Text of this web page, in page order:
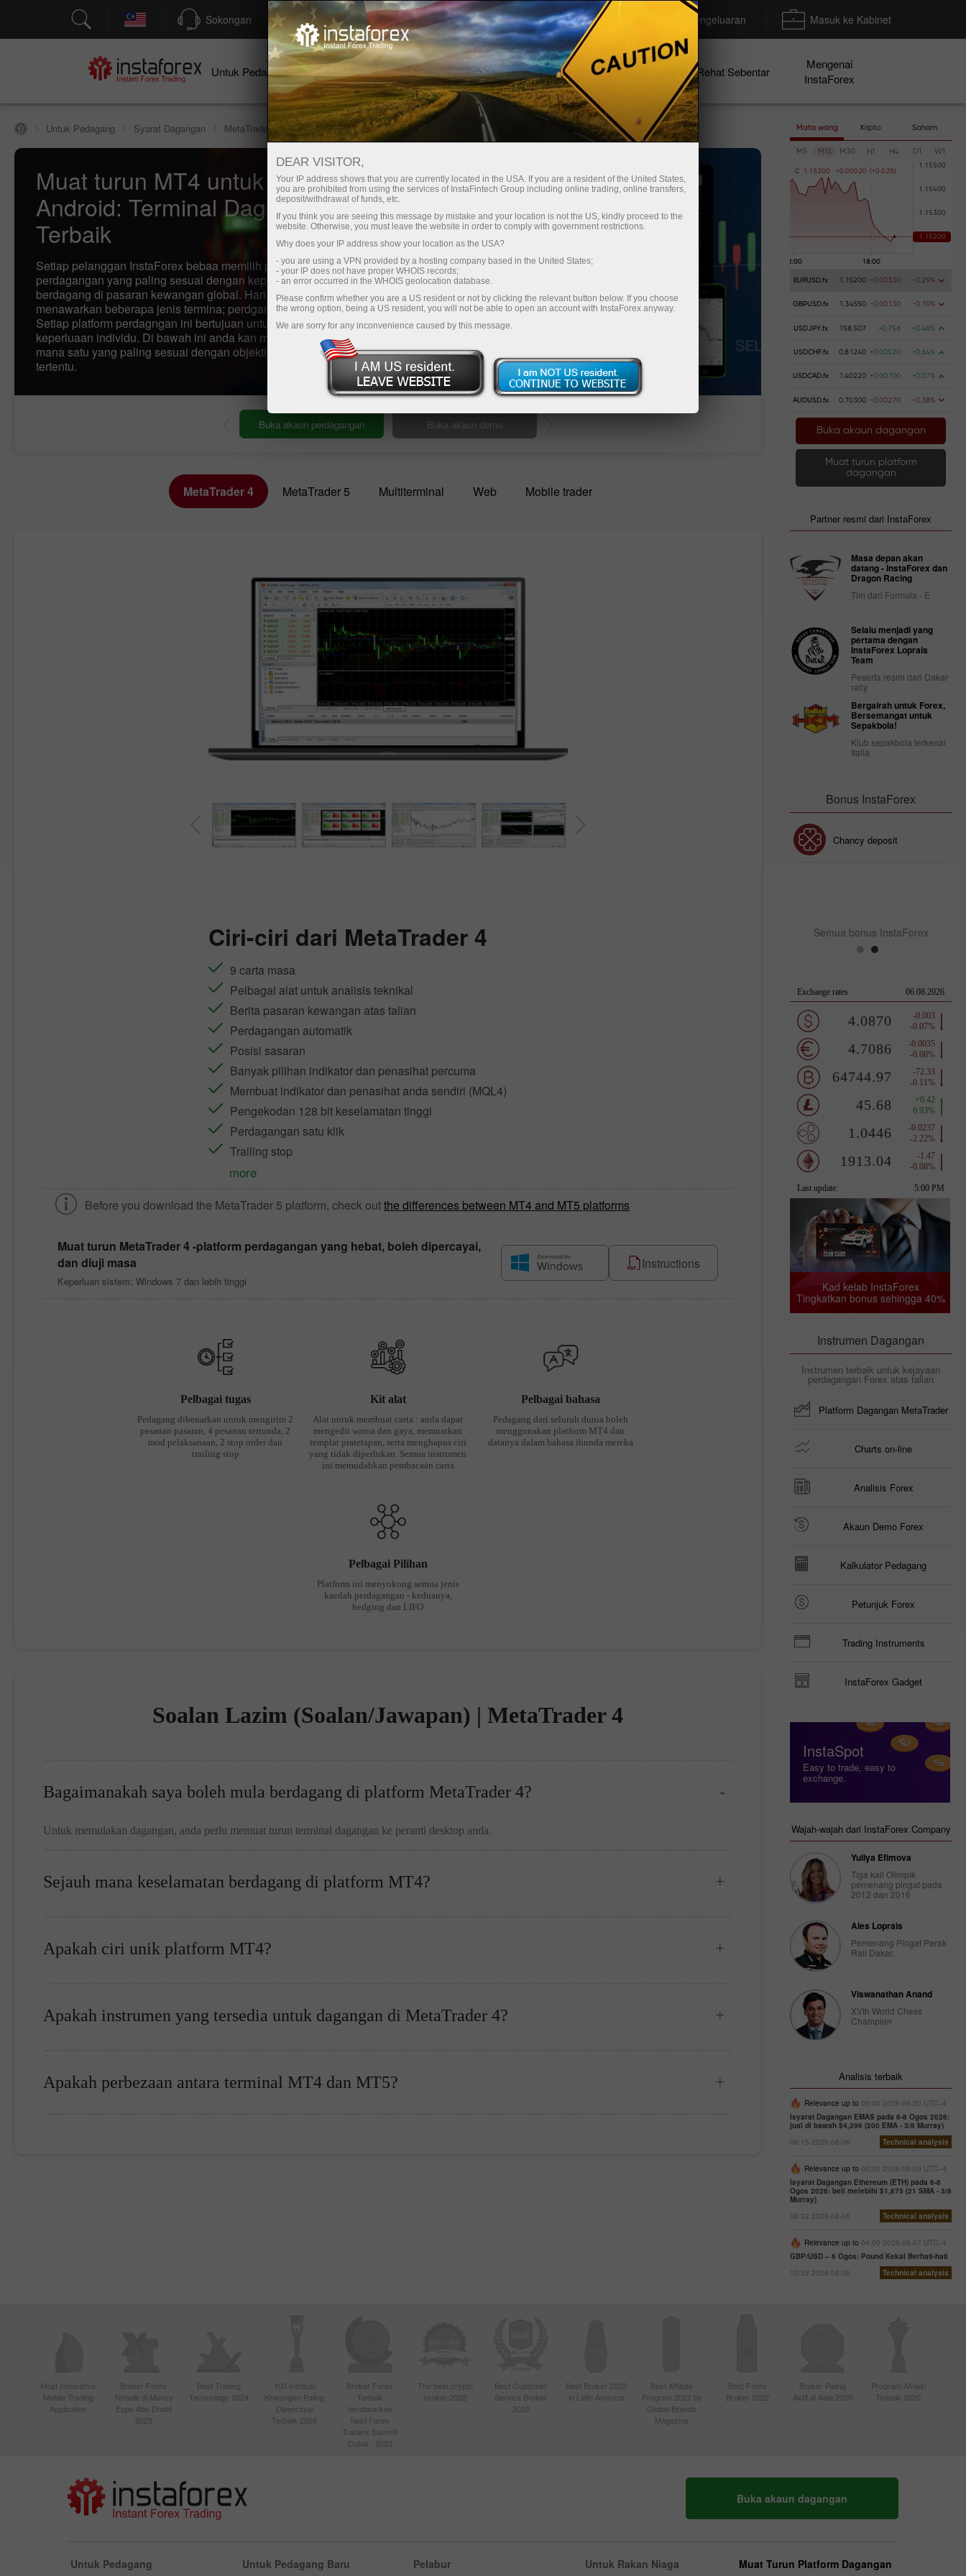
Sokongan Pembukaan akaun segera Platform dagangan Deposit/Pengeluaran Masuk ke Kabinet
Untuk Pedagang
Untuk Pedagang
Baru
Untuk Pelabur
Untuk Rakan
Niaga
Kempen Rehat Sebentar
Mengenai
InstaForex
Untuk Pedagang Syarat Dagangan MetaTrader 4
Muat turun MT4 untuk PC, IOS,
Android: Terminal Dagangan
Terbaik
Setiap pelanggan InstaForex bebaa memilih platform
perdagangan yang paling sesuai dengan keperluannya untuk
berdagang di pasaran kewangan global. Hari ini syarikat itu
menawarkan beberapa jenis termina; perdgangan yang popular.
Setiap platform perdagngan ini bertujuan untuk memenuhi
keperluaan individu. Di bawah ini anda kan mengetahui platform
mana satu yang paling sesuai dengan objektif perdagangan
tertentu.
Pengeluaran wang
MetaTrader 4 MetaTrader 5 Multiterminal Web Mobile trader
Ciri-ciri dari MetaTrader 4
9 carta masa
Pelbagai alat untuk analisis teknikal
Berita pasaran kewangan atas talian
Perdagangan automatik
Posisi sasaran
Banyak pilihan indikator dan penasihat percuma
Membuat indikator dan penasihat anda sendiri (MQL4)
Pengekodan 128 bit keselamatan tinggi
Perdagangan satu klik
Trailing stop
more
Before you download the MetaTrader 5 platform, check outthe differences between MT4 and MT5 platforms
Muat turun MetaTrader 4-platform perdagangan yang hebat, boleh dipercayai,
dan diuji masa
Keperluan sistem: Windows 7 dan lebih tinggi
Instructions
Pelbagai tugas
Pedagang dibenarkan untuk mengirim 2
pesanan pasaran, 4 pesanan tertunda, 2
mod pelaksanaan, 2 stop order dan
trailing stop
Kit alat
Alat untuk membuat carta : anda dapat
mengedit warna dan gaya, memuatkan
templat pratetapan, serta menghapus ciri
yang tidak diperlukan. Semua instrumen
ini memudahkan pembacaan carta
Pelbagai bahasa
Pedagang dari seluruh dunia boleh
menggunakan platform MT4 dan
datanya dalam bahasa ibunda mereka
Pelbagai Pilihan
Platform ini menyokong semua jenis
kaedah perdagangan - keduanya,
hedging dan LIFO
Soalan Lazim (Soalan/Jawapan) | MetaTrader 4
Bagaimanakah saya boleh mula berdagang di platform MetaTrader 4?
Untuk memulakan dagangan, anda perlu memuat turun terminal dagangan ke peranti desktop anda.
Sejauh mana keselamatan berdagang di platform MT4?
Apakah ciri unik platform MT4?
Apakah instrumen yang tersedia untuk dagangan di MetaTrader 4?
Apakah perbezaan antara terminal MT4 dan MT5?
Mata wang Kripto Saham
M5 M15 M30 H1 H4 D1 W1
C 1 . 1 5200 +0 .000 20 (+0 .0 2%
EURUSD.fx 1.15200 -0.00330 -0.29%
GBPUSD.fx 1.34550 -0.00130 -0.10%
USDJPY.fx 158.507 +0.756 +0.48%
USDCHF.fx 0.81240 +0.00520 +0.64%
USDCAD.fx 1.40220 +0.00100 +0.07%
AUDUSD.fx 0.70300 -0.00270 -0.38%
Buka akaun dagangan
Muat turun platform
dagangan
Partner resmi dari InstaForex
Masa depan akan
datang - InstaForex dan
Dragon Racing
Tim dari Formula - E
Selalu menjadi yang
pertama dengan
InstaForex Loprais
Team
Peserta resmi dari Dakar
rally
Bergairah untuk Forex,
Bersemangat untuk
Sepakbola!
Klub sepakbola terkenal
Italia
Bonus InstaForex
Bonus 30% Chancy deposit Chancy deposit
Semua bonus InstaForex
Kad kelab InstaForex
Tingkatkan bonus sehingga 40%
Instrumen Dagangan
Instrumen terbaik untuk kejayaan
perdagangan Forex atas talian
Platform Dagangan MetaTrader
Charts on-line
Analisis Forex
Akaun Demo Forex
Kalkulator Pedagang
Petunjuk Forex
Trading Instruments
InstaForex Gadget
InstaSpot
Easy to trade, easy to
exchange.
Wajah-wajah dari InstaForex Company
Yuliya Efimova
Tiga kali Olimpik
pemenang pingat pada
2012 dan 2016
Ales Loprais
Pemenang Pingat Perak
Rali Dakar.
Viswanathan Anand
XVth World Chess
Champion
Analisis terbaik
Relevance up to 00:00 2026-08-20 UTC--4
Isyarat Dagangan EMAS pada 6-8 Ogos 2026:
jual di bawah $4,296 (200 EMA - 3/8 Murray)
06:15 2026-08-06
Technical analysis
Relevance up to 00:00 2026-08-20 UTC--4
Isyarat Dagangan Ethereum (ETH) pada 6-8
Ogos 2026: beli melebihi $1,875 (21 SMA - 3/8
Murray)
06:32 2026-08-06
Technical analysis
Relevance up to 04:00 2026-08-07 UTC--4
GBP/USD – 6 Ogos: Pound Kekal Berhati-hati
10:32 2026-08-06
Technical analysis
Most Innovative
Mobile Trading
Application
Broker Forex
Terbaik di Money
Expo Abu Dhabi
2025
Best Trading
Technology 2024
100 Institusi
Kewangan Paling
Dipercayai
Terbaik 2024
Broker Forex
Terbaik
berdasarkan
hasil Forex
Traders Summit
Dubai - 2023
The best crypto
broker 2022
Best Customer
Service Broker
2022
Best Broker 2022
in Latin America
Best Affiliate
Program 2022 by
Global Brands
Magazine
Best Forex
Broker 2022
Broker Paling
Aktif di Asia 2020
Program Afiliasi
Terbaik 2020
Buka akaun dagangan
Untuk Pedagang Untuk Pedagang Baru Pelabur Untuk Rakan Niaga Muat Turun Platform Dagangan
DEAR VISITOR,
Your IP address shows that you are currently located in the USA. If you are a resident of the United States,
you are prohibited from using the services of InstaFintech Group including online trading, online transfers,
deposit/withdrawal of funds, etc.
If you think you are seeing this message by mistake and your location is not the US, kindly proceed to the
website. Otherwise, you must leave the website in order to comply with government restrictions.
Why does your IP address show your location as the USA?
- you are using a VPN provided by a hosting company based in the United States;
- your IP does not have proper WHOIS records;
- an error occurred in the WHOIS geolocation database.
Please confirm whether you are a US resident or not by clicking the relevant button below. If you choose
the wrong option, being a US resident, you will not be able to open an account with InstaForex anyway.
We are sorry for any inconvenience caused by this message.